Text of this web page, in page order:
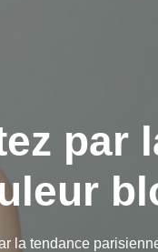
par
la tendance